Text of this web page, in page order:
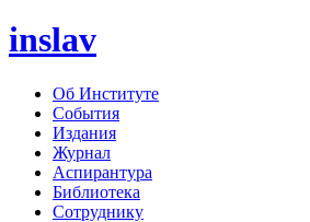
inslav
Об Институте
События
Издания
Журнал
Аспирантура
Библиотека
Сотруднику